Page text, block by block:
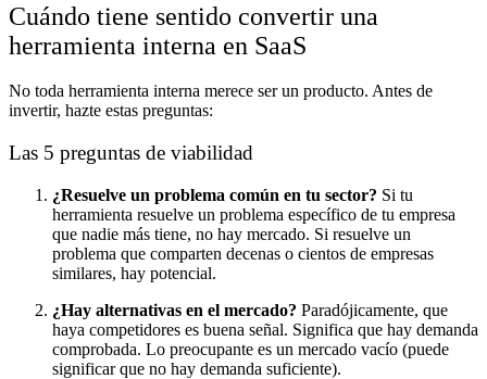
Cuándo tiene sentido convertir una
herramienta interna en SaaS
No toda herramienta interna merece ser un producto. Antes de
invertir, hazte estas preguntas:
Las 5 preguntas de viabilidad
¿Resuelve un problema común en tu sector? Si tu
herramienta resuelve un problema específico de tu empresa
que nadie más tiene, no hay mercado. Si resuelve un
problema que comparten decenas o cientos de empresas
similares, hay potencial.
¿Hay alternativas en el mercado? Paradójicamente, que
haya competidores es buena señal. Significa que hay demanda
comprobada. Lo preocupante es un mercado vacío (puede
significar que no hay demanda suficiente).